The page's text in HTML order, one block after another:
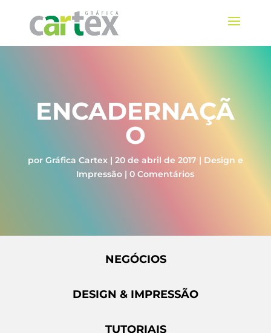
ENCADERNAÇÃ
O
por Gráfica Cartex| 20 de abril de 2017 | Design e
Impressão |0 Comentários
NEGÓCIOS
DESIGN & IMPRESSÃO
TUTORIAIS